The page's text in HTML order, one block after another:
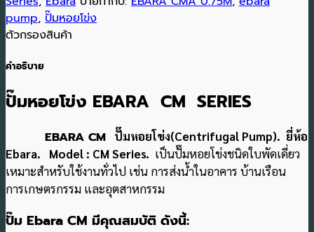
pump, ปั๊มหอยโข่ง
ตัวกรองสินค้า
คำอธิบาย
ปั๊มหอยโข่ง EBARA CM SERIES
EBARA CM ปั๊มหอยโข่ง(Centrifugal Pump). ยี่ห้อ
Ebara. Model : CM Series. เป็นปั๊มหอยโข่งชนิดใบพัดเดี่ยว
เหมาะสำหรับใช้งานทั่วไป เช่น การส่งน้ำในอาคาร บ้านเรือน
การเกษตรกรรม และอุตสาหกรรม
ปั๊ม Ebara CM มีคุณสมบัติ ดังนี้: